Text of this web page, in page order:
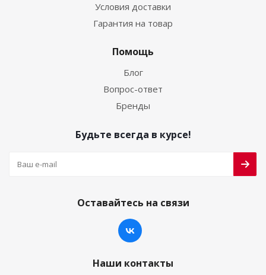
Условия доставки
Гарантия на товар
Помощь
Блог
Вопрос-ответ
Бренды
Будьте всегда в курсе!
Оставайтесь на связи
Наши контакты